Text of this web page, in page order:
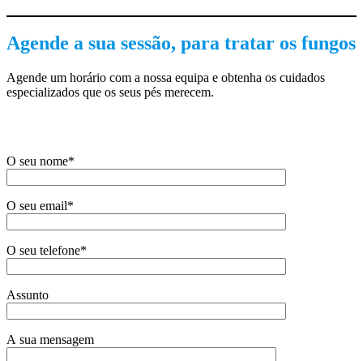
Agende a sua sessão, para tratar os fungos
Agende um horário com a nossa equipa e obtenha os cuidados
especializados que os seus pés merecem.
O seu nome*
O seu email*
O seu telefone*
Assunto
A sua mensagem